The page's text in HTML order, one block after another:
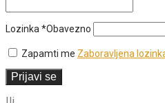
Lozinka *Obavezno
Zapamti me Zaboravljena
Prijavi se